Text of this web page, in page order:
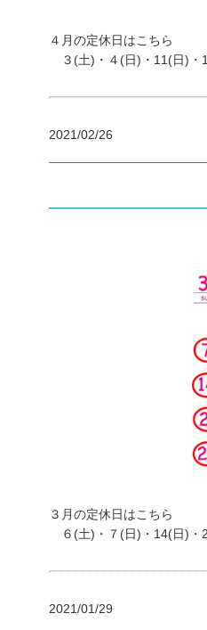
４月の定休日はこちら
３(土)・４(日)・11(日)・
2021/02/26
３月の定休日はこちら
６(土)・７(日)・14(日)・
2021/01/29